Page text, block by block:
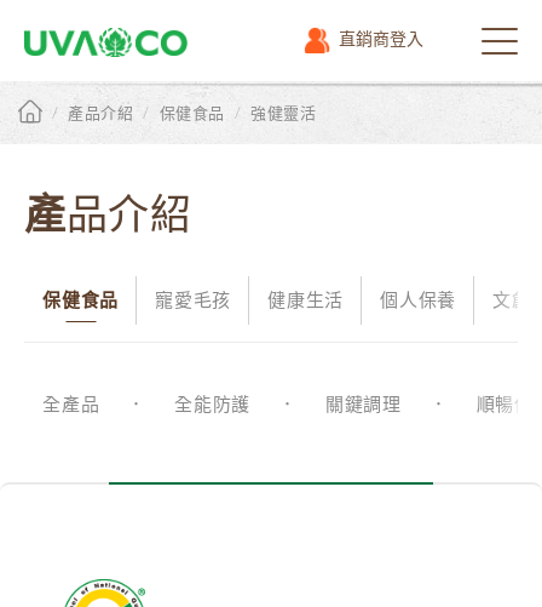
直銷商登入
選
單
/ 產品介紹 / 保健食品 / 強健靈活
產品介紹
保健食品 寵愛毛孩 健康生活 個人保養 文創
全產品 全能防護 關鍵調理 順暢保